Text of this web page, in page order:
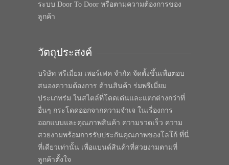
ระบบ Door To Door หรือตามความต้องการของ
ลูกค้า
วัตถุประสงค์
บริษัท พรีเมี่ยม เพอร์เฟค จำกัด จัดตั้งขึ้นเพื่อตอบ
สนองความต้องการ ด้านสินค้า ร่มพรีเมี่ยม
ประเภทร่ม ในสไตล์ที่โดดเด่นและแตกต่างกว่าที่
อื่นๆ กระโดดออกจากความจำเจ ในเรื่องการ
ออกแบบและคุณภาพสินค้า ความรวดเร็ว ความ
สวยงามพร้อมการรับประกันคุณภาพของโลโก้ ที่นี่
ที่เดียวเท่านั้น เพื่อแบนด์สินค้าที่สวยงามตามที่
ลูกค้าตั้งใจ